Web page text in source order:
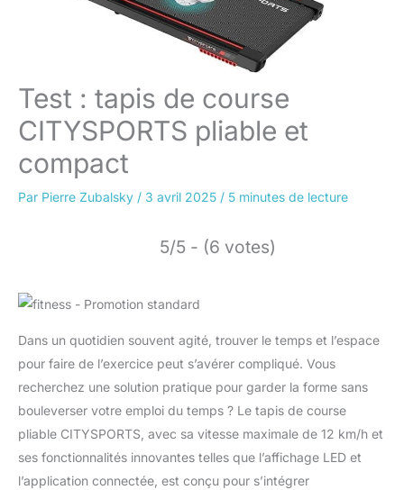
Test : tapis de course
CITYSPORTS pliable et
compact
Par Pierre Zubalsky / 3 avril 2025 / 5 minutes de lecture
5/5 - (6 votes)
Dans un quotidien souvent agité, trouver le temps et l’espace
pour faire de l’exercice peut s’avérer compliqué. Vous
recherchez une solution pratique pour garder la forme sans
bouleverser votre emploi du temps ? Le tapis de course
pliable CITYSPORTS, avec sa vitesse maximale de 12 km/h et
ses fonctionnalités innovantes telles que l’affichage LED et
l’application connectée, est conçu pour s’intégrer